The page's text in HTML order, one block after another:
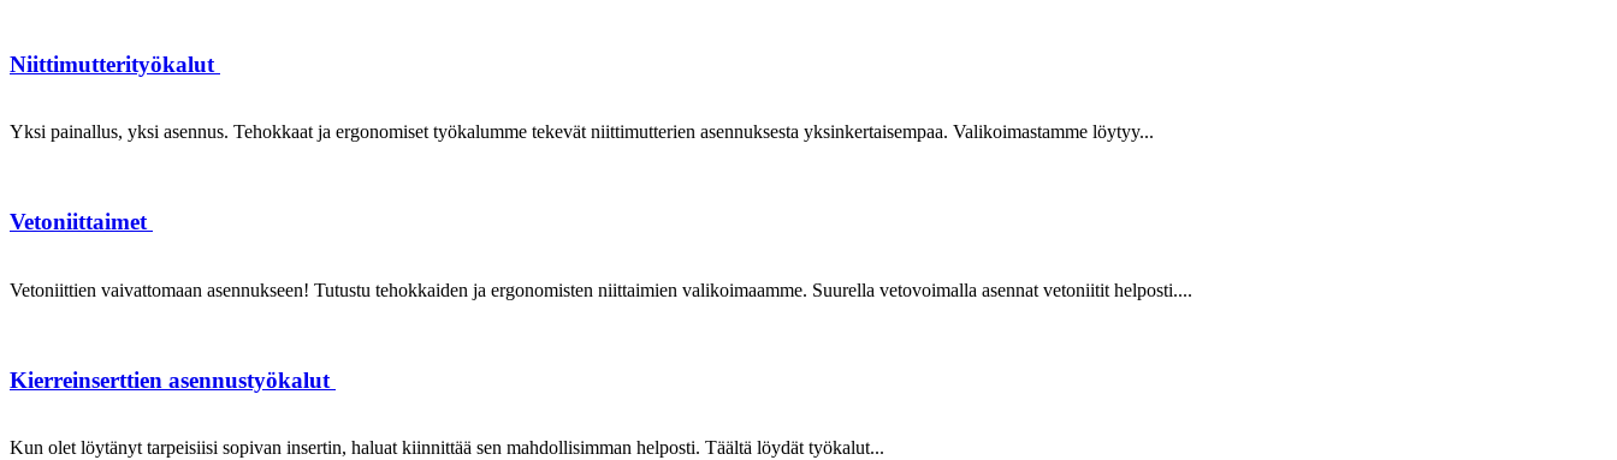
Niittimutterityökalut
Yksi painallus, yksi asennus. Tehokkaat ja ergonomiset työkalumme tekevät niittimutterien asennuksesta yksinkertaisempaa. Valikoimastamme löytyy...
Vetoniittaimet
Vetoniittien vaivattomaan asennukseen! Tutustu tehokkaiden ja ergonomisten niittaimien valikoimaamme. Suurella vetovoimalla asennat vetoniitit helposti....
Kierreinserttien asennustyökalut
Kun olet löytänyt tarpeisiisi sopivan insertin, haluat kiinnittää sen mahdollisimman helposti. Täältä löydät työkalut...